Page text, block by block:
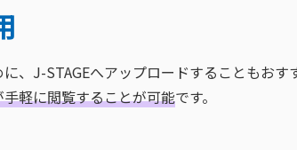
J-STAGEへアップロードすることもおす
軽に閲覧することが可能です。